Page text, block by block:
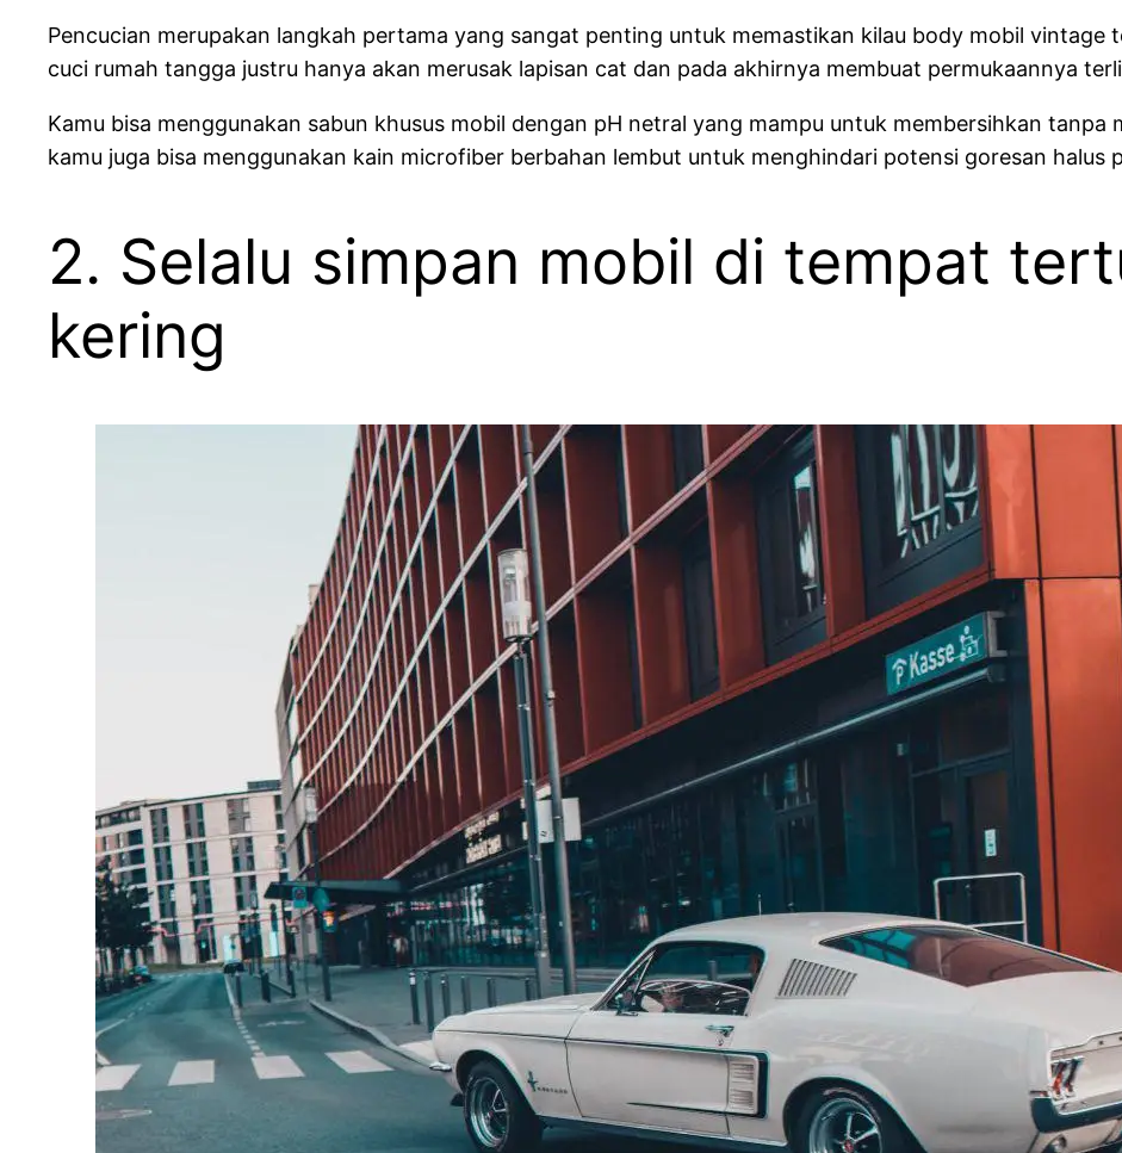
Pencucian merupakan langkah pertama yang sangat penting untuk memastikan kilau body mobil vintage
cuci rumah tangga justru hanya akan merusak lapisan cat dan pada akhirnya membuat permukaannya
Kamu bisa menggunakan sabun khusus mobil dengan pH netral yang mampu untuk membersihkan tanpa
kamu juga bisa menggunakan kain microfiber berbahan lembut untuk menghindari potensi goresan halus
2. Selalu simpan mobil di tempat
kering